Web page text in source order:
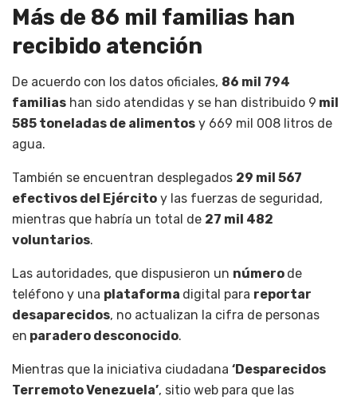
Más de 86 mil familias han
recibido atención
De acuerdo con los datos oficiales, 86 mil 794
familias han sido atendidas y se han distribuido 9 mil
585 toneladas de alimentos y 669 mil 008 litros de
agua.
También se encuentran desplegados 29 mil 567
efectivos del Ejército y las fuerzas de seguridad,
mientras que habría un total de 27 mil 482
voluntarios.
Las autoridades, que dispusieron un número de
teléfono y una plataforma digital para reportar
desaparecidos, no actualizan la cifra de personas
en paradero desconocido.
Mientras que la iniciativa ciudadana ‘Desparecidos
Terremoto Venezuela’, sitio web para que las